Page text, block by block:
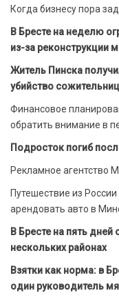
Когда бизнесу пора
В Бресте на неделю
из-за реконструкции
Житель Пинска
убийство
Финансовое
обратить внимание в
Подросток погиб
Рекламное агентство
Путешествие из
арендовать авто в
В Бресте на пять
нескольких районах
Взятки как норма: в
один руководитель